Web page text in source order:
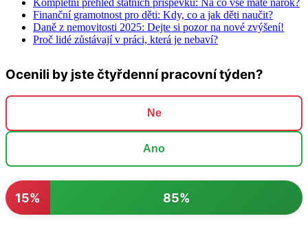
Kompletní přehled státních příspěvků: Na co vše máte nárok?
Finanční gramotnost pro děti: Kdy, co a jak děti naučit?
Daně z nemovitosti 2025: Dejte si pozor na nové zvýšení!
Proč lidé zůstávají v práci, která je nebaví?
Ocenili by jste čtyřdenní pracovní týden?
Ne
Ano
15% 85%